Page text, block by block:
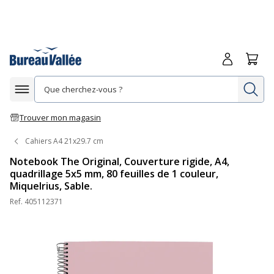
Afficher la navigation
Trouver mon magasin
Me
Cahiers A4 21x29.7 cm
Notebook The Original, Couverture rigide, A4,
quadrillage 5x5 mm, 80 feuilles de 1 couleur,
Miquelrius, Sable.
Ref. 405112371